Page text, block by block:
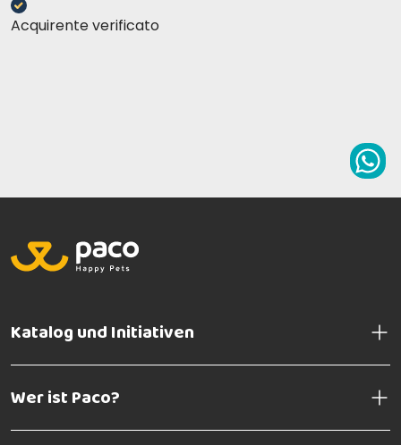
Acquirente verificato
Katalog und Initiativen
Wer ist Paco?